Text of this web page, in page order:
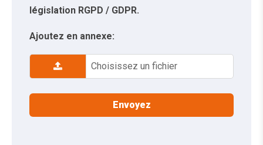
législation RGPD / GDPR.
Ajoutez en annexe:
Choisissez un fichier